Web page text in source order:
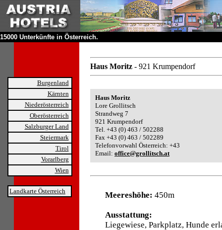
15000 Unterkünfte in Österreich.
Burgenland
Kärnten
Niederösterreich
Oberösterreich
Salzburger Land
Steiermark
Tirol
Vorarlberg
Wien
Landkarte Österreich
Haus Moritz - 921 Krumpendorf
Haus Moritz
Lore Grollitsch
Strandweg 7
921 Krumpendorf
Tel. +43 (0) 463 / 502288
Fax +43 (0) 463 / 502289
Telefonvorwahl Österreich: +43
Email: office@grollitsch.at
Meereshöhe: 450m
Ausstattung:
Liegewiese, Parkplatz, Hunde